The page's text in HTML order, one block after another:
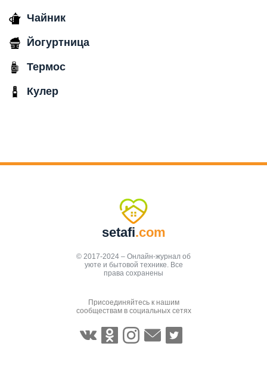
Чайник
Йогуртница
Термос
Кулер
setafi.com
© 2017-2024 – Онлайн-журнал об
уюте и бытовой технике. Все
права сохранены
Присоединяйтесь к нашим
сообществам в социальных сетях